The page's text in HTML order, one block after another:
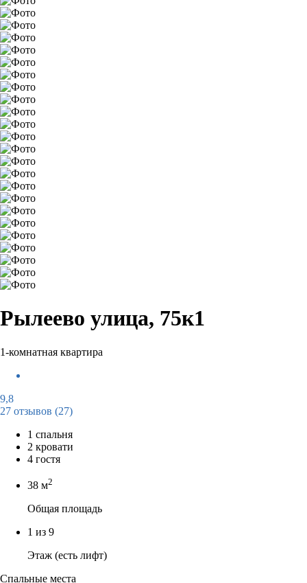
Рылеево улица, 75к1
1-комнатная квартира
9,8
27 отзывов (27)
1 спальня
2 кровати
4 гостя
38 м2
Общая площадь
1 из 9
Этаж (есть лифт)
Спальные места